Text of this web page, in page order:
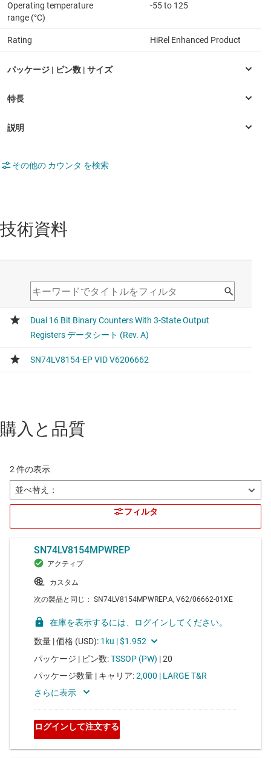
Operating temperature
range (°C)
-55 to 125
Rating HiRel Enhanced Product
その他の カウンタ を検索
技術資料
購入と品質